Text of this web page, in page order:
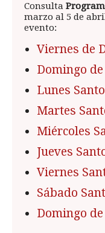
Consulta
marzo al 5 de
evento:
Viernes de
Domingo
Lunes
Martes
Miércoles
Jueves
Viernes
Sábado
Domingo